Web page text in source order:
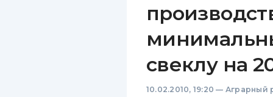
свеклу на
10.02.2010, 19:20 — Аграрный